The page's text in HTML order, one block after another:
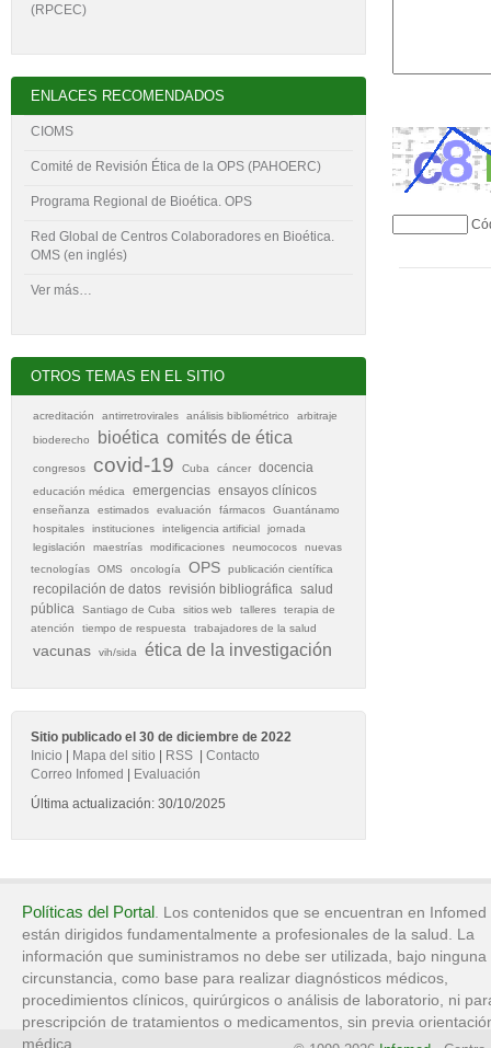
(RPCEC)
ENLACES RECOMENDADOS
CIOMS
Comité de Revisión Ética de la OPS (PAHOERC)
Programa Regional de Bioética. OPS
Red Global de Centros Colaboradores en Bioética.
OMS (en inglés)
Ver más…
OTROS TEMAS EN EL SITIO
acreditación antirretrovirales análisis bibliométrico
arbitraje
bioderecho
bioética comités de ética
congresos covid-19 Cuba cáncer docencia
educación médica emergencias ensayos clínicos
enseñanza estimados evaluación fármacos
Guantánamo
hospitales
instituciones inteligencia artificial
jornada
legislación
maestrías modificaciones neumococos
nuevas
tecnologías
OMS oncología OPS publicación científica
recopilación de datos revisión bibliográfica salud
pública
Santiago de Cuba sitios web talleres
terapia de
atención
tiempo de respuesta trabajadores de la salud
vacunas vih/sida ética de la investigación
Sitio publicado el 30 de diciembre de 2022
Inicio
Mapa del sitio RSS
Contacto
Correo Infomed
Evaluación
Última actualización: 30/10/2025
Políticas del Portal. Los contenidos que se encuentran en Infomed
están dirigidos fundamentalmente a profesionales de la salud. La
información que suministramos no debe ser utilizada, bajo ninguna
circunstancia, como base para realizar diagnósticos médicos,
procedimientos clínicos, quirúrgicos o análisis de laboratorio, ni
prescripción de tratamientos o medicamentos, sin previa
médica.